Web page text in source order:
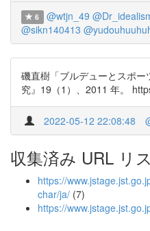
6 @wtjn_49
@sikn140413
磯直樹「ブルデューとスポ
究』19（1）、2011 年。
2022-05-12 22:08:48
収集済み URL リ
https://
char/ja/ (7)
https://